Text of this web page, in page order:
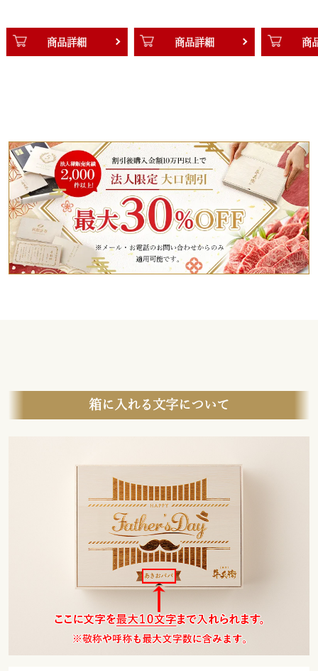
商品詳細 商品詳細 商
箱に入れる文字について